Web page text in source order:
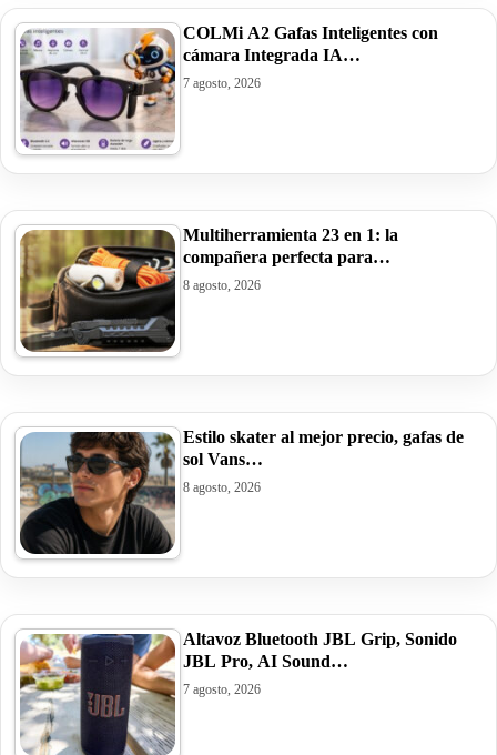
COLMi A2 Gafas Inteligentes con
cámara Integrada IA…
7 agosto, 2026
Multiherramienta 23 en 1: la
compañera perfecta para…
8 agosto, 2026
Estilo skater al mejor precio, gafas de
sol Vans…
8 agosto, 2026
Altavoz Bluetooth JBL Grip, Sonido
JBL Pro, AI Sound…
7 agosto, 2026